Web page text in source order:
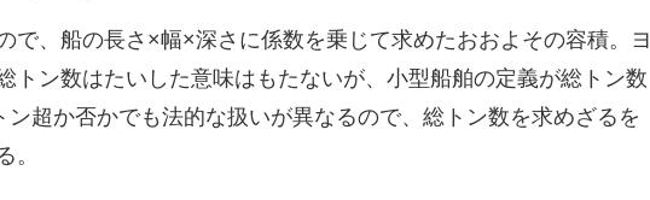
で、船の長さ×幅×深さに係数を乗じて求めたおおよその容積。ヨ
トン数はたいした意味はもたないが、小型船舶の定義が総トン数
超か否かでも法的な扱いが異なるので、総トン数を求めざるを
。